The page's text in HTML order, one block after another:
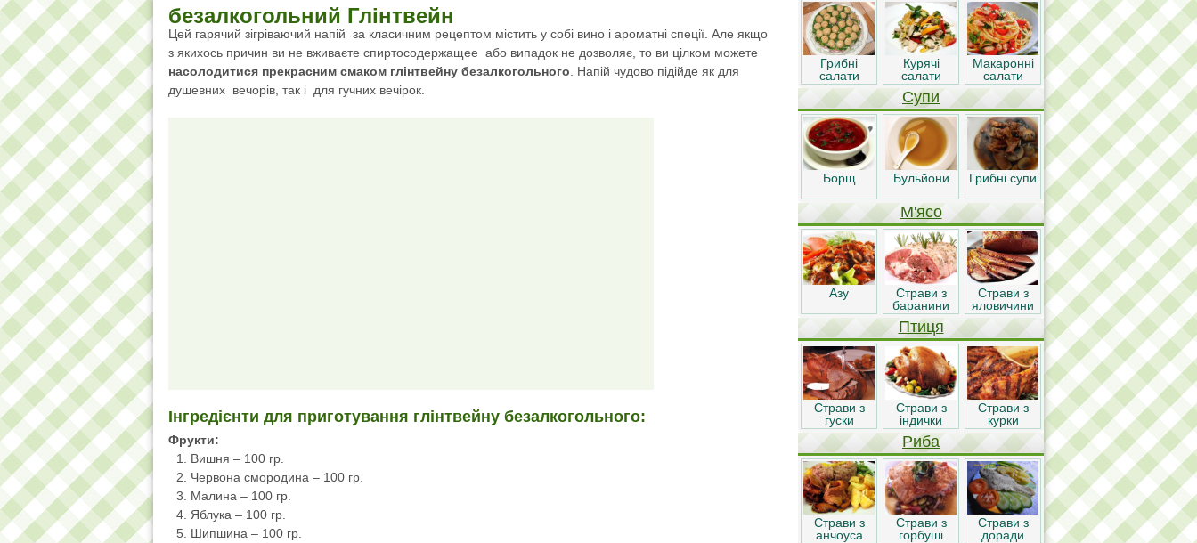
безалкогольний Глінтвейн
Цей гарячий зігріваючий напій за класичним рецептом містить у собі вино і ароматні спеції. Але якщо
з якихось причин ви не вживаєте спиртосодержащее або випадок не дозволяє, то ви цілком можете
насолодитися прекрасним смаком глінтвейну безалкогольного . Напій чудово підійде як для
душевних вечорів, так і для гучних вечірок.
Інгредієнти для приготування глінтвейну безалкогольного:
Фрукти:
Вишня – 100 гр.
Червона смородина – 100 гр.
Малина – 100 гр.
Яблука – 100 гр.
Шипшина – 100 гр.
Грибні
салати
Курячі
салати
Макаронні
салати
Супи
Борщ Бульйони Грибні супи
М'ясо
Азу
Страви з
баранини
Страви з
яловичини
Птиця
Страви з
гуски
Страви з
індички
Страви з
курки
Риба
Страви з
анчоуса
Страви з
горбуші
Страви з
доради